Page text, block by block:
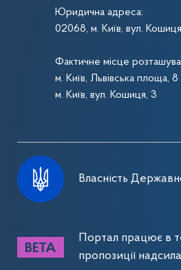
Юридична адреса:
02068, м. Київ, вул.
Фактичне місце
м. Київ, Львівська площа, 8
м. Київ, вул. Кошиця, 3
Власність
Портал працює в
пропозиції